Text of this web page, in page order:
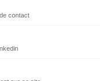
jours, le risque de
état malgré
vétérinaire fait des
présentait